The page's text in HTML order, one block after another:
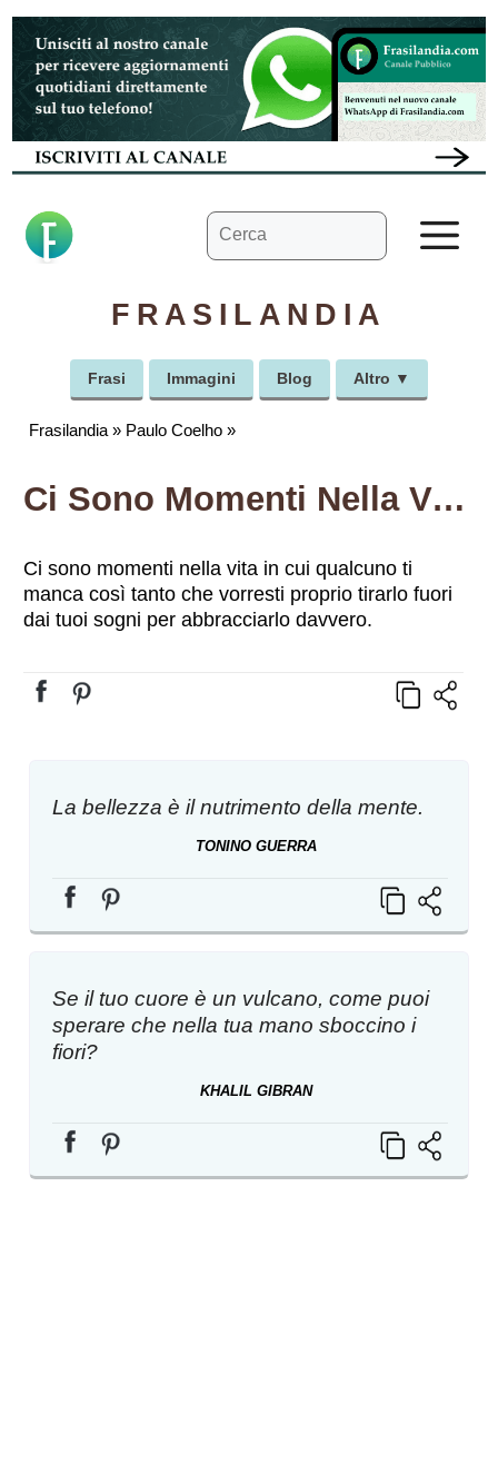
Vai
contenuto
Ricerca
per:
FRASILANDIA
Frasi Immagini Blog Altro ▼
Frasilandia » Paulo Coelho »
Ci Sono Momenti Nella Vita In Cui Qualcuno Ti Manca Così Tanto Che Vorresti Proprio Tirarlo Fuori Dai Tuoi Sogni Per Abbracciarlo Davvero.
Ci sono momenti nella vita in cui qualcuno ti
manca così tanto che vorresti proprio tirarlo fuori
dai tuoi sogni per abbracciarlo davvero.
La bellezza è il nutrimento della mente.
TONINO GUERRA
Se il tuo cuore è un vulcano, come puoi
sperare che nella tua mano sboccino i
fiori?
KHALIL GIBRAN